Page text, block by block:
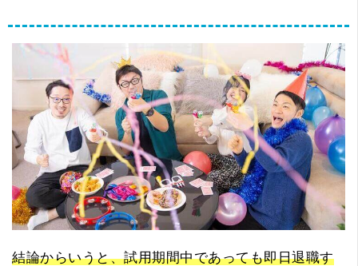
結論からいうと、試用期間中であっても即日退職す